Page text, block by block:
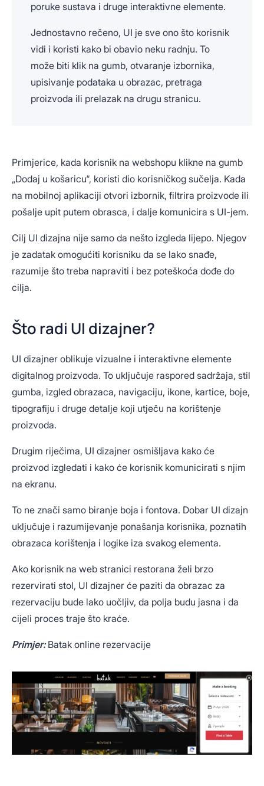
poruke sustava i druge interaktivne elemente.
Jednostavno rečeno, UI je sve ono što korisnik
vidi i koristi kako bi obavio neku radnju. To
može biti klik na gumb, otvaranje izbornika,
upisivanje podataka u obrazac, pretraga
proizvoda ili prelazak na drugu stranicu.
Primjerice, kada korisnik na webshopu klikne na gumb
„Dodaj u košaricu“, koristi dio korisničkog sučelja. Kada
na mobilnoj aplikaciji otvori izbornik, filtrira proizvode ili
pošalje upit putem obrasca, i dalje komunicira s UI-jem.
Cilj UI dizajna nije samo da nešto izgleda lijepo. Njegov
je zadatak omogućiti korisniku da se lako snađe,
razumije što treba napraviti i bez poteškoća dođe do
cilja.
Što radi UI dizajner?
UI dizajner oblikuje vizualne i interaktivne elemente
digitalnog proizvoda. To uključuje raspored sadržaja, stil
gumba, izgled obrazaca, navigaciju, ikone, kartice, boje,
tipografiju i druge detalje koji utječu na korištenje
proizvoda.
Drugim riječima, UI dizajner osmišljava kako će
proizvod izgledati i kako će korisnik komunicirati s njim
na ekranu.
To ne znači samo biranje boja i fontova. Dobar UI dizajn
uključuje i razumijevanje ponašanja korisnika, poznatih
obrazaca korištenja i logike iza svakog elementa.
Ako korisnik na web stranici restorana želi brzo
rezervirati stol, UI dizajner će paziti da obrazac za
rezervaciju bude lako uočljiv, da polja budu jasna i da
cijeli proces traje što kraće.
Primjer:Batak online rezervacije